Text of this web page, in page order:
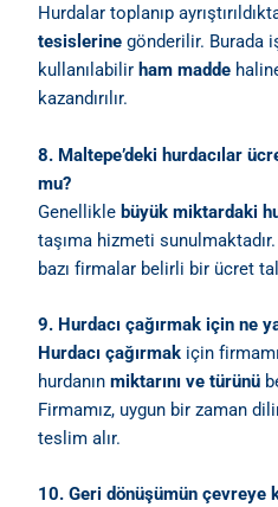
Hurdalar toplanıp
tesislerine gönderilir. Burada
kullanılabilir ham madde
kazandırılır.
8. Maltepe’deki hurdacılar
mu?
Genellikle büyük miktardaki
taşıma hizmeti
bazı firmalar belirli bir ücret
9. Hurdacı çağırmak için ne
Hurdacı çağırmak için
hurdanınmiktarını ve türünü
Firmamız, uygun bir zaman
teslim alır.
10. Geri dönüşümün çevreye